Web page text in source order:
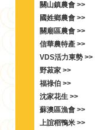
關山鎮農會 >>
國姓鄉農會 >>
關廟區農會 >>
信華農特產 >>
VDS活力東勢 >>
野菽家 >>
福祿伯 >>
沈家花生 >>
蘇澳區漁會 >>
上誼稻鴨米 >>